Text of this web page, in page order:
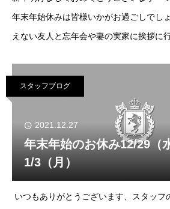
年末年始休みは皆様いかがお過ごしでし
えない友人と忘年会や妻の実家に挨拶に
する事ができ、沢山の会員
スタッフブログ
2021.12.27
年末年始のお休み12/29（
1/3（月）
いつもありがとうございます、スタッフ